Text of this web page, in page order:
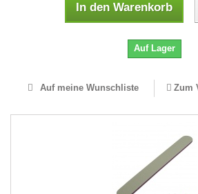
In den Warenkorb
Auf Lager
Auf meine Wunschliste Zum